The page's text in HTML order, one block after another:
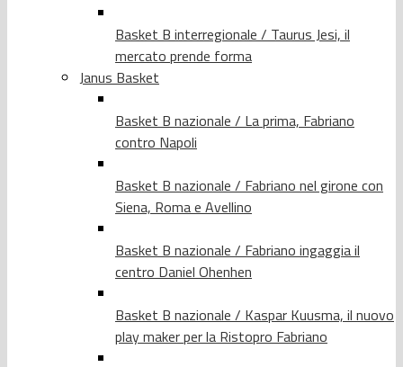
Basket B interregionale / Taurus Jesi, il
mercato prende forma
Janus Basket
Basket B nazionale / La prima, Fabriano
contro Napoli
Basket B nazionale / Fabriano nel girone con
Siena, Roma e Avellino
Basket B nazionale / Fabriano ingaggia il
centro Daniel Ohenhen
Basket B nazionale / Kaspar Kuusma, il nuovo
play maker per la Ristopro Fabriano